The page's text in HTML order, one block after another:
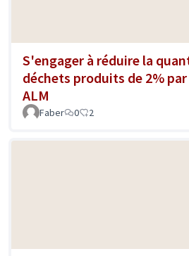
S'engager à réduire la
déchets produits de 2%
ALM
Faber 0 2